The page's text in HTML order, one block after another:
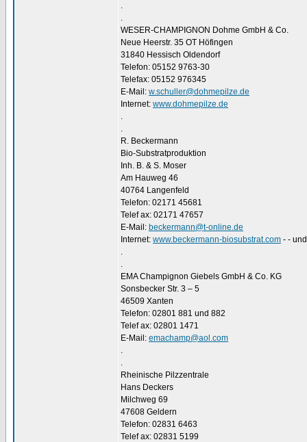
.
.
WESER-CHAMPIGNON Dohme GmbH & Co.
Neue Heerstr. 35 OT Höfingen
31840 Hessisch Oldendorf
Telefon: 05152 9763-30
Telefax: 05152 976345
E-Mail: w.schuller@dohmepilze.de
Internet: www.dohmepilze.de
.
.
R. Beckermann
Bio-Substratproduktion
Inh. B. & S. Moser
Am Hauweg 46
40764 Langenfeld
Telefon: 02171 45681
Telef ax: 02171 47657
E-Mail: beckermann@t-online.de
Internet: www.beckermann-biosubstrat.com - -
.
.
EMA Champignon Giebels GmbH & Co. KG
Sonsbecker Str. 3 – 5
46509 Xanten
Telefon: 02801 881 und 882
Telef ax: 02801 1471
E-Mail: emachamp@aol.com
.
.
Rheinische Pilzzentrale
Hans Deckers
Milchweg 69
47608 Geldern
Telefon: 02831 6463
Telef ax: 02831 5199